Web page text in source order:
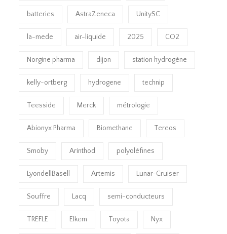
batteries AstraZeneca UnitySC
la-mede air-liquide 2025 CO2
Norgine pharma dijon station hydrogène
kelly-ortberg hydrogene technip
Teesside Merck métrologie
Abionyx Pharma Biomethane Tereos
Smoby Arinthod polyoléfines
LyondellBasell Artemis Lunar-Cruiser
Souffre Lacq semi-conducteurs
TREFLE Elkem Toyota Nyx